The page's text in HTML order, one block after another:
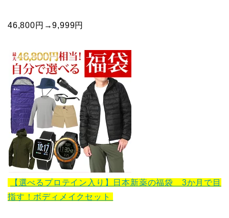
46,800円→9,999円
【選べるプロテイン入り】日本新薬の福袋 3か月で目
指す！ボディメイクセット